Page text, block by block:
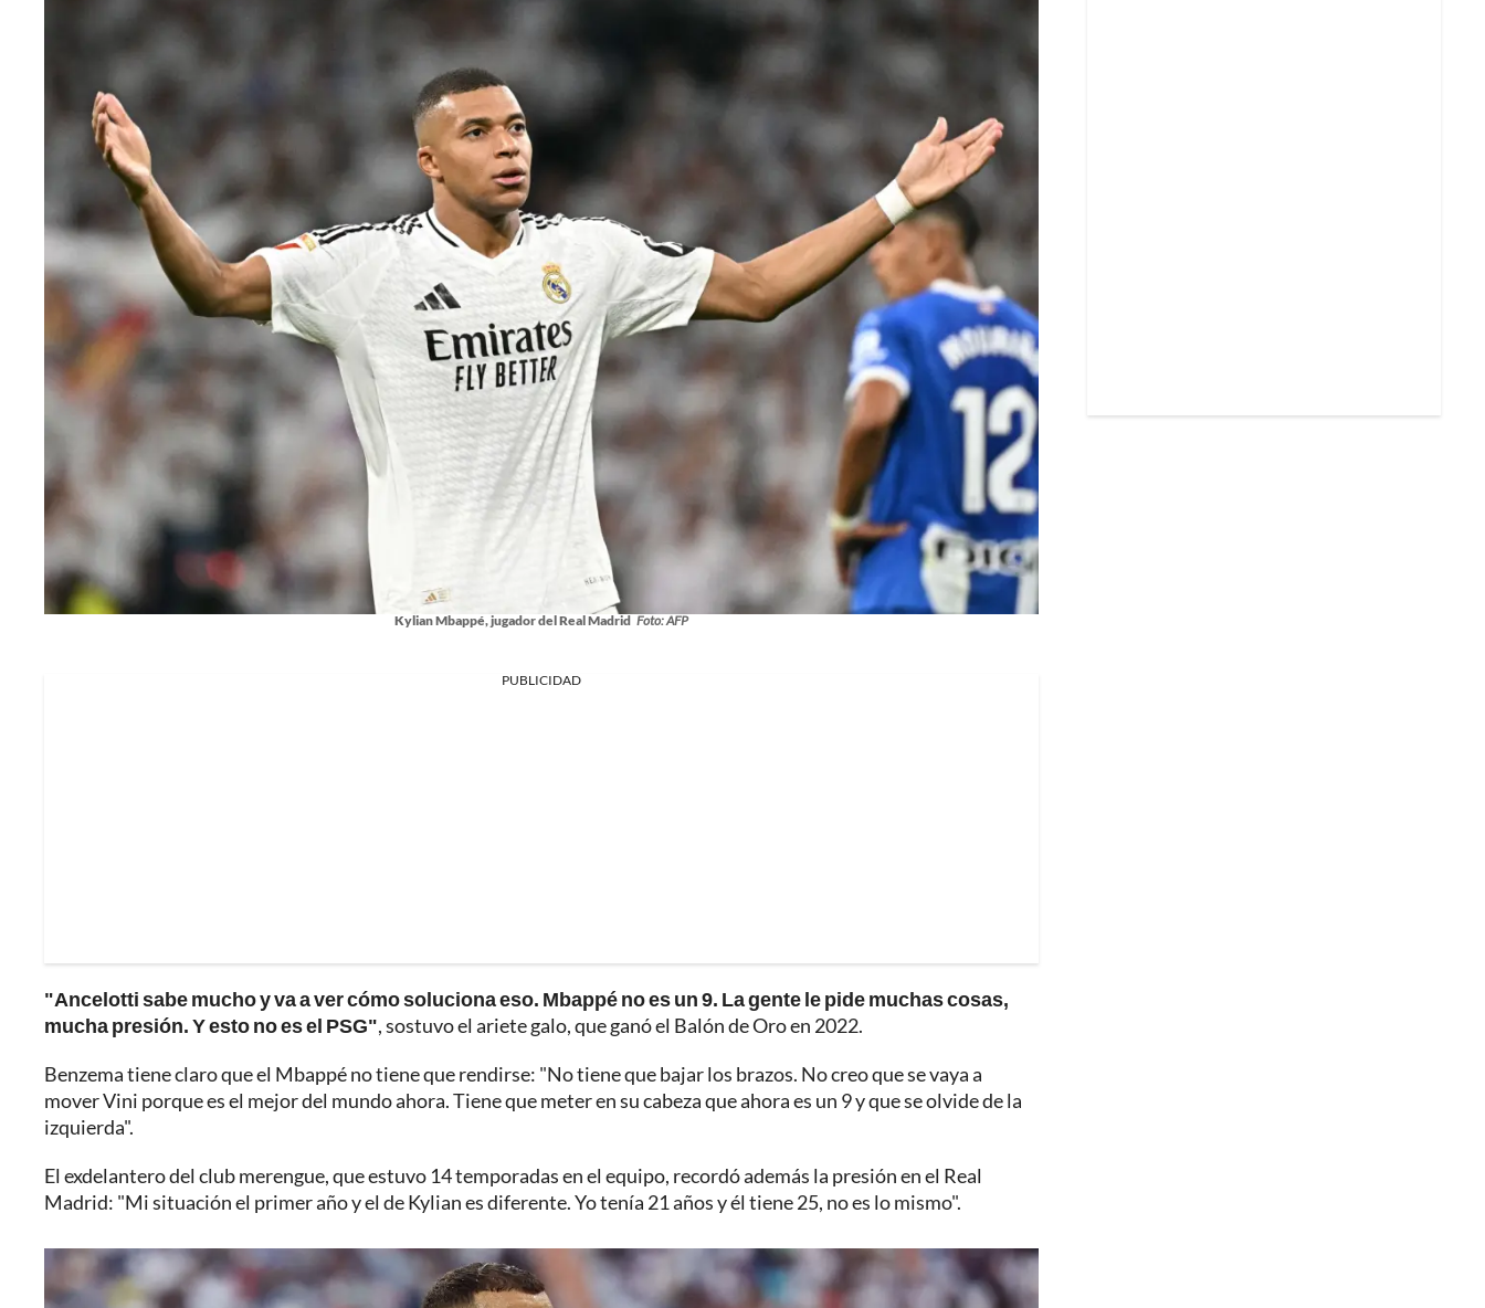
Kylian Mbappé, jugador del Real Madrid Foto: AFP
PUBLICIDAD
"Ancelotti sabe mucho y va a ver cómo soluciona eso. Mbappé no es un 9. La gente le pide muchas cosas,
mucha presión. Y esto no es el PSG", sostuvo el ariete galo, que ganó el Balón de Oro en 2022.
Benzema tiene claro que el Mbappé no tiene que rendirse: "No tiene que bajar los brazos. No creo que se vaya a
mover Vini porque es el mejor del mundo ahora. Tiene que meter en su cabeza que ahora es un 9 y que se olvide de la
izquierda".
El exdelantero del club merengue, que estuvo 14 temporadas en el equipo, recordó además la presión en el Real
Madrid: "Mi situación el primer año y el de Kylian es diferente. Yo tenía 21 años y él tiene 25, no es lo mismo".